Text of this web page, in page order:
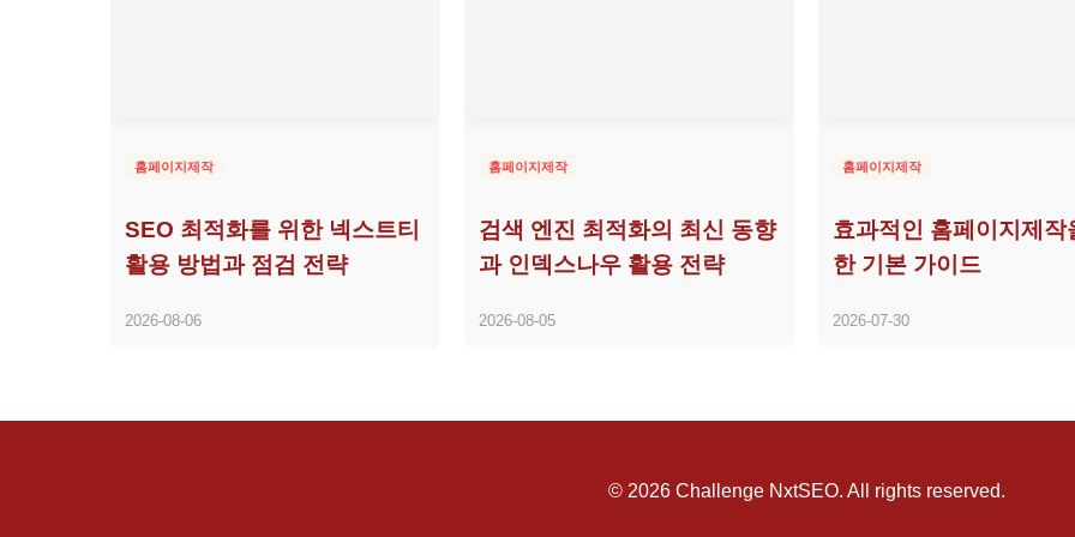
홈페이지제작
SEO 최적화를 위한 넥스트티
활용 방법과 점검 전략
2026-08-06
홈페이지제작
검색 엔진 최적화의 최신 동향
과 인덱스나우 활용 전략
2026-08-05
홈페이지제작
효과적인 홈페이지제작
한 기본 가이드
2026-07-30
© 2026 Challenge NxtSEO. All rights reserved.